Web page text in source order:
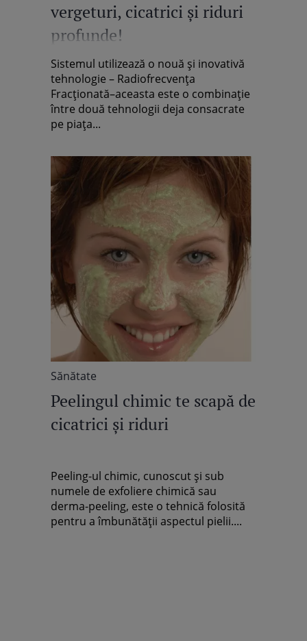
vergeturi, cicatrici şi riduri
profunde!
Sistemul utilizează o nouă şi inovativă
tehnologie – Radiofrecvenţa
Fracţionată–aceasta este o combinaţie
între două tehnologii deja consacrate
pe piaţa...
Sănătate
Peelingul chimic te scapă de
cicatrici şi riduri
Peeling-ul chimic, cunoscut şi sub
numele de exfoliere chimică sau
derma-peeling, este o tehnică folosită
pentru a îmbunătăţii aspectul pielii....